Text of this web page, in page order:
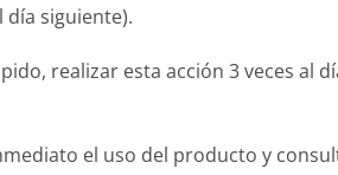
día siguiente).
realizar esta acción 3 veces al
el uso del producto y